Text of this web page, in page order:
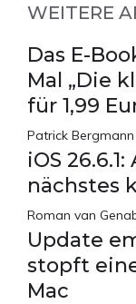
WEITERE
Das E-
Mal „Die
für 1,99
Patrick Bergmann
iOS
nächstes
Roman van
Update
stopft
Mac